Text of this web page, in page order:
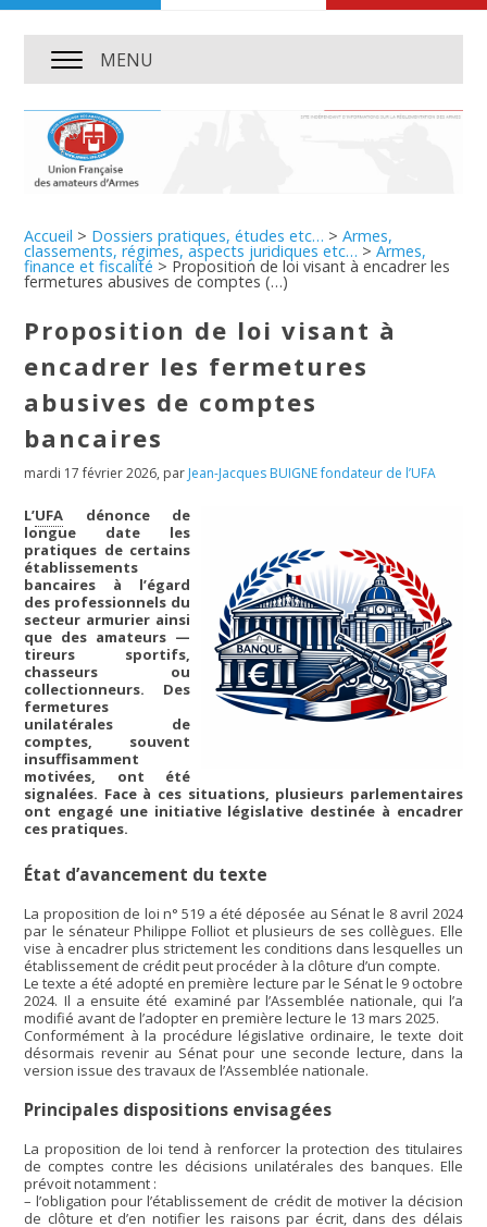
MENU
Accueil > Dossiers pratiques, études etc… >Armes,
classements, régimes, aspects juridiques etc… >Armes,
finance et fiscalité > Proposition de loi visant à encadrer les
fermetures abusives de comptes (…)
Proposition de loi visant à
encadrer les fermetures
abusives de comptes
bancaires
mardi 17 février 2026, par Jean-Jacques BUIGNE fondateur de l’UFA
L’UFA dénonce de
longue date les
pratiques de certains
établissements
bancaires à l’égard
des professionnels du
secteur armurier ainsi
que des amateurs —
tireurs sportifs,
chasseurs ou
collectionneurs. Des
fermetures
unilatérales de
comptes, souvent
insuffisamment
motivées, ont été
signalées. Face à ces situations, plusieurs parlementaires
ont engagé une initiative législative destinée à encadrer
ces pratiques.
État d’avancement du texte
La proposition de loi n° 519 a été déposée au Sénat le 8 avril 2024
par le sénateur Philippe Folliot et plusieurs de ses collègues. Elle
vise à encadrer plus strictement les conditions dans lesquelles un
établissement de crédit peut procéder à la clôture d’un compte.
Le texte a été adopté en première lecture par le Sénat le 9 octobre
2024. Il a ensuite été examiné par l’Assemblée nationale, qui l’a
modifié avant de l’adopter en première lecture le 13 mars 2025.
Conformément à la procédure législative ordinaire, le texte doit
désormais revenir au Sénat pour une seconde lecture, dans la
version issue des travaux de l’Assemblée nationale.
Principales dispositions envisagées
La proposition de loi tend à renforcer la protection des titulaires
de comptes contre les décisions unilatérales des banques. Elle
prévoit notamment :
– l’obligation pour l’établissement de crédit de motiver la décision
de clôture et d’en notifier les raisons par écrit, dans des délais